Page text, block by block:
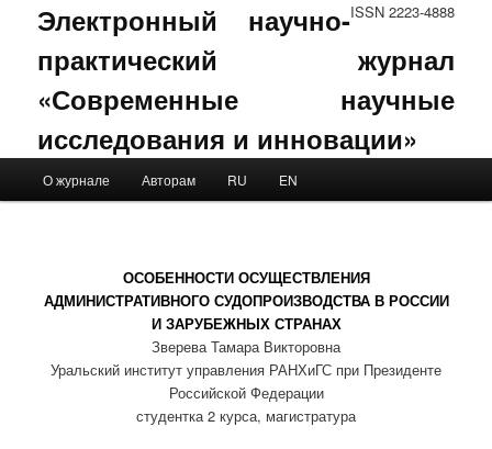
ISSN 2223-4888
Электронный научно-
практический журнал
«Современные научные
исследования и инновации»
Skip to primary content
Skip to secondary content
О журнале Авторам RU EN
ОСОБЕННОСТИ ОСУЩЕСТВЛЕНИЯ
АДМИНИСТРАТИВНОГО СУДОПРОИЗВОДСТВА В РОССИИ
И ЗАРУБЕЖНЫХ СТРАНАХ
Зверева Тамара Викторовна
Уральский институт управления РАНХиГС при Президенте
Российской Федерации
студентка 2 курса, магистратура